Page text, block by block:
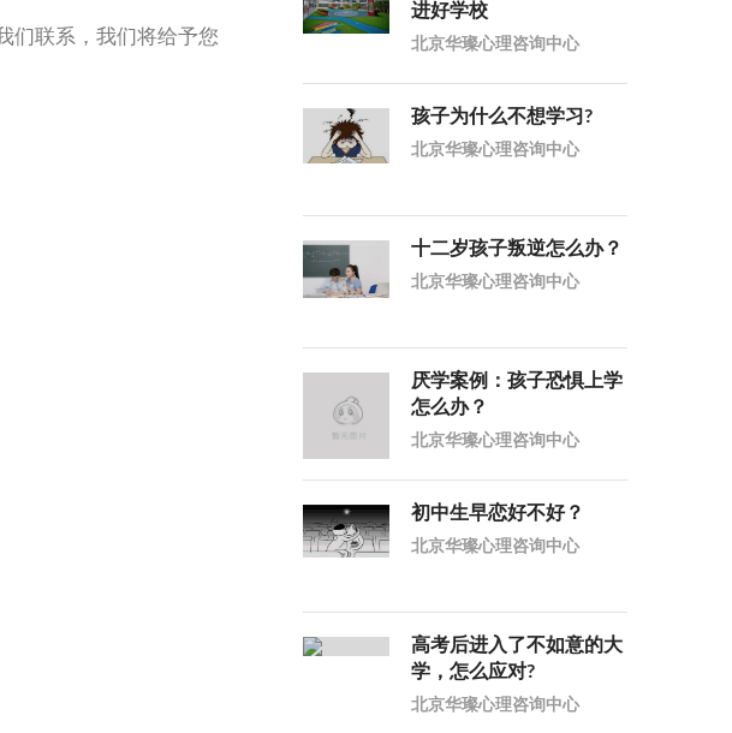
们联系，我们将给予您
进好学校
北京华璨心理咨询中心
孩子为什么不想学习?
北京华璨心理咨询中心
十二岁孩子叛逆怎么办？
北京华璨心理咨询中心
厌学案例：孩子恐惧上学
怎么办？
北京华璨心理咨询中心
初中生早恋好不好？
北京华璨心理咨询中心
高考后进入了不如意的大
学，怎么应对?
北京华璨心理咨询中心